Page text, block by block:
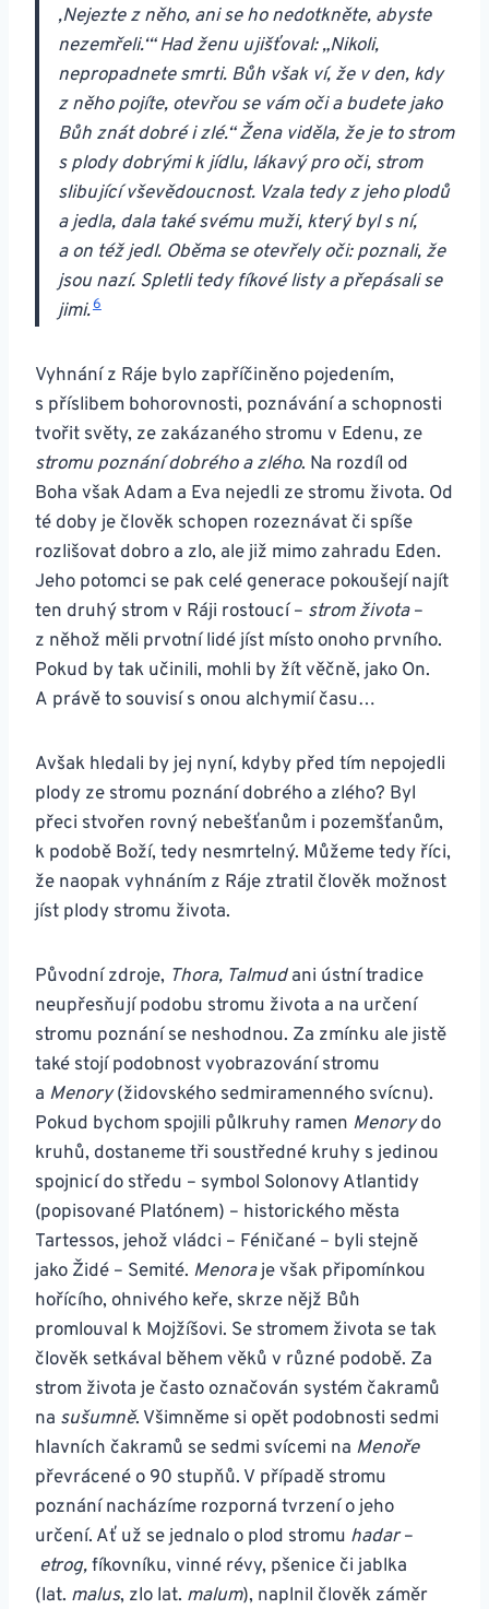
‚Nejezte z něho, ani se ho nedotkněte, abyste
nezemřeli.‘“ Had ženu ujišťoval: „Nikoli,
nepropadnete smrti. Bůh však ví, že v den, kdy
z něho pojíte, otevřou se vám oči a budete jako
Bůh znát dobré i zlé.“ Žena viděla, že je to strom
s plody dobrými k jídlu, lákavý pro oči, strom
slibující vševědoucnost. Vzala tedy z jeho plodů
a jedla, dala také svému muži, který byl s ní,
a on též jedl. Oběma se otevřely oči: poznali, že
jsou nazí. Spletli tedy fíkové listy a přepásali se
jimi.6
Vyhnání z Ráje bylo zapříčiněno pojedením,
s příslibem bohorovnosti, poznávání a schopnosti
tvořit světy, ze zakázaného stromu v Edenu, ze
stromu poznání dobrého a zlého. Na rozdíl od
Boha však Adam a Eva nejedli ze stromu života. Od
té doby je člověk schopen rozeznávat či spíše
rozlišovat dobro a zlo, ale již mimo zahradu Eden.
Jeho potomci se pak celé generace pokoušejí najít
ten druhý strom v Ráji rostoucí – strom života–
z něhož měli prvotní lidé jíst místo onoho prvního.
Pokud by tak učinili, mohli by žít věčně, jako On.
A právě to souvisí s onou alchymií času…
Avšak hledali by jej nyní, kdyby před tím nepojedli
plody ze stromu poznání dobrého a zlého? Byl
přeci stvořen rovný nebešťanům i pozemšťanům,
k podobě Boží, tedy nesmrtelný. Můžeme tedy říci,
že naopak vyhnáním z Ráje ztratil člověk možnost
jíst plody stromu života.
Původní zdroje, Thora, Talmudani ústní tradice
neupřesňují podobu stromu života a na určení
stromu poznání se neshodnou. Za zmínku ale jistě
také stojí podobnost vyobrazování stromu
a Menory(židovského sedmiramenného svícnu).
Pokud bychom spojili půlkruhy ramen Menorydo
kruhů, dostaneme tři soustředné kruhy s jedinou
spojnicí do středu – symbol Solonovy Atlantidy
(popisované Platónem) – historického města
Tartessos, jehož vládci – Féničané – byli stejně
jako Židé – Semité. Menoraje však připomínkou
hořícího, ohnivého keře, skrze nějž Bůh
promlouval k Mojžíšovi. Se stromem života se tak
člověk setkával během věků v různé podobě. Za
strom života je často označován systém čakramů
na sušumně. Všimněme si opět podobnosti sedmi
hlavních čakramů se sedmi svícemi na Menoře
převrácené o 90 stupňů. V případě stromu
poznání nacházíme rozporná tvrzení o jeho
určení. Ať už se jednalo o plod stromu hadar–
etrog,fíkovníku, vinné révy, pšenice či jablka
(lat. malus, zlo lat. malum), naplnil člověk záměr